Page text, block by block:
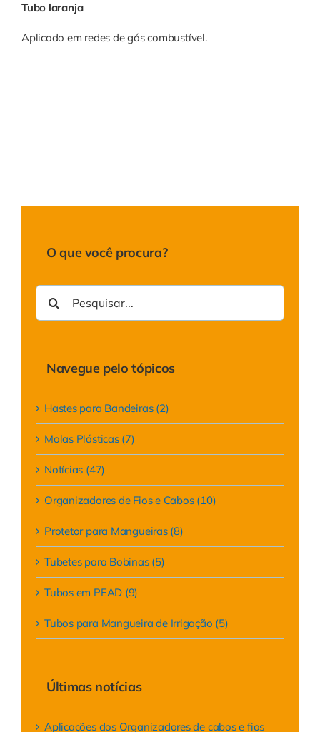
Tubo laranja
Aplicado em redes de gás combustível.
O que você procura?
Buscar
resultados
para:
Navegue pelo tópicos
Hastes para Bandeiras (2)
Molas Plásticas (7)
Notícias (47)
Organizadores de Fios e Cabos (10)
Protetor para Mangueiras (8)
Tubetes para Bobinas (5)
Tubos em PEAD (9)
Tubos para Mangueira de Irrigação (5)
Últimas notícias
Aplicações dos Organizadores de cabos e fios